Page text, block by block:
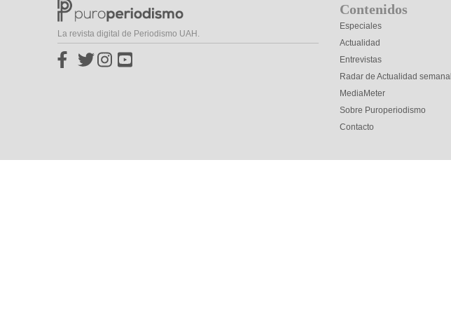
La revista digital de Periodismo UAH.
Contenidos
Especiales
Actualidad
Entrevistas
Radar de Actualidad semanal
MediaMeter
Sobre Puroperiodismo
Contacto